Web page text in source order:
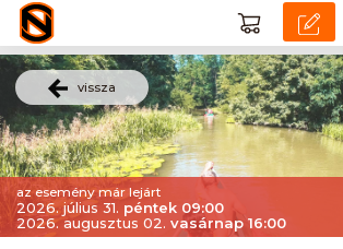
vissza
az esemény már lejárt
2026. július 31. péntek 09:00
2026. augusztus 02. vasárnap 16:00